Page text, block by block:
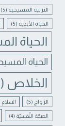
التربية المسيحية (5)
الحياة الأبدية (5)
الحياة
الحياة
الخلاص (65)
الزواج (5) السلام
الصحّة النّفسيّة (4)